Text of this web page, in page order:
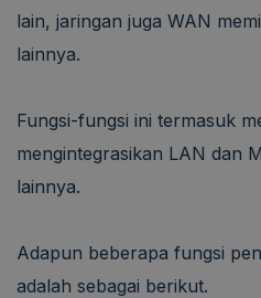
lain, jaringan juga WAN
lainnya.
Fungsi-fungsi ini termasuk
mengintegrasikan LAN dan
lainnya.
Adapun beberapa fungsi
adalah sebagai berikut.